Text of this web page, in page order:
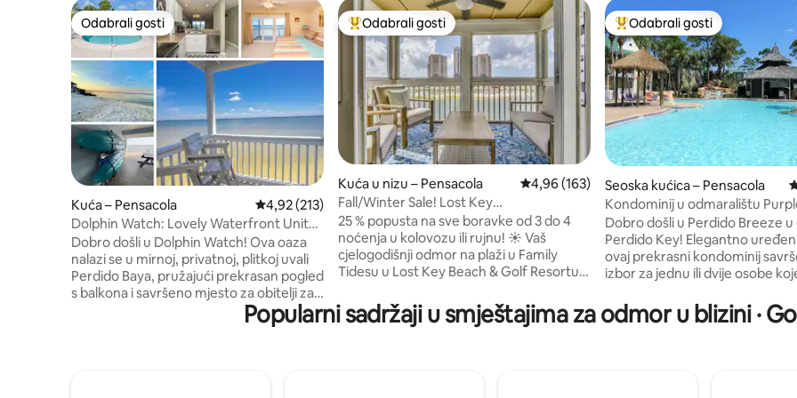
Odabrali gosti
Odabrali gosti
Kuća – Pensacola Prosječna ocjena: 4,92/5, recenzija: 213
4,92 (213)
Dolphin Watch: Lovely Waterfront Unit
with Kayaks!
Dobro došli u Dolphin Watch! Ova oaza
nalazi se u mirnoj, privatnoj, plitkoj uvali
Perdido Baya, pružajući prekrasan pogled
s balkona i savršeno mjesto za obitelji za
opuštanje, plivanje i sigurno veslanje, sve
to odmah iza ovog doma na obali. Ovaj
Među najviše rangiranima s oznakom „Odabrali gosti”
Odabrali gosti
Kuća u nizu – Pensacola Prosječna ocjena: 4,96/5, recenzija: 163
4,96 (163)
Fall/Winter Sale! Lost Key
3BR•Golf•Pool•Beach
25 % popusta na sve boravke od 3 do 4
noćenja u kolovozu ili rujnu! ☀️ Vaš
cjelogodišnji odmor na plaži u Family
Tidesu u Lost Key Beach & Golf Resortu –
sa zabavom u stilu odmarališta 🏡 Kuća u
nizu s 3 spavaće sobe / 2,5 kupaonice |
Među najviše rangiranima s
Odabrali gosti
Seoska kućica – Pensacola
Kondominij u odmaralištu
„Perdido Breeze”
Dobro došli u Perdido Breeze
Perdido Key! Elegantno
ovaj prekrasni kondominij
izbor za jednu ili dvije osobe
doma. Unutar Purple Parrot Resorta, ova
jedinica na donjem katu ima
televizora ravnog ekrana,
Popularni sadržaji u smještajima za odmor u blizini ·